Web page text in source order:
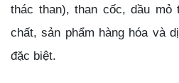
thác than), than cốc, dầu mỏ
chất, sản phẩm hàng hóa và
đặc biệt.